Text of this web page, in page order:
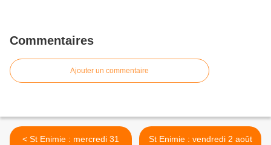
Commentaires
Ajouter un commentaire
< St Enimie : mercredi 31
St Enimie : vendredi 2 août